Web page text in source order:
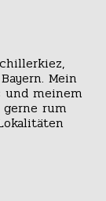
Mein
meinem
gerne rum